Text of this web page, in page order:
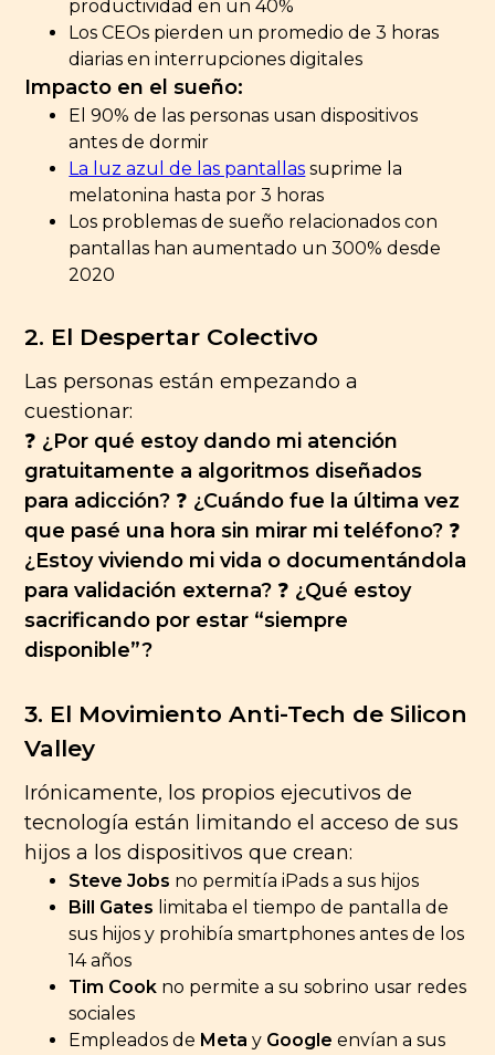
productividad en un 40%
Los CEOs pierden un promedio de 3 horas
diarias en interrupciones digitales
Impacto en el sueño:
El 90% de las personas usan dispositivos
antes de dormir
La luz azul de las pantallas suprime la
melatonina hasta por 3 horas
Los problemas de sueño relacionados con
pantallas han aumentado un 300% desde
2020
2. El Despertar Colectivo
Las personas están empezando a
cuestionar:
❓ ¿Por qué estoy dando mi atención
gratuitamente a algoritmos diseñados
para adicción? ❓ ¿Cuándo fue la última vez
que pasé una hora sin mirar mi teléfono? ❓
¿Estoy viviendo mi vida o documentándola
para validación externa? ❓ ¿Qué estoy
sacrificando por estar “siempre
disponible”?
3. El Movimiento Anti-Tech de Silicon
Valley
Irónicamente, los propios ejecutivos de
tecnología están limitando el acceso de sus
hijos a los dispositivos que crean:
Steve Jobs no permitía iPads a sus hijos
Bill Gates limitaba el tiempo de pantalla de
sus hijos y prohibía smartphones antes de los
14 años
Tim Cook no permite a su sobrino usar redes
sociales
Empleados de Meta y Google envían a sus